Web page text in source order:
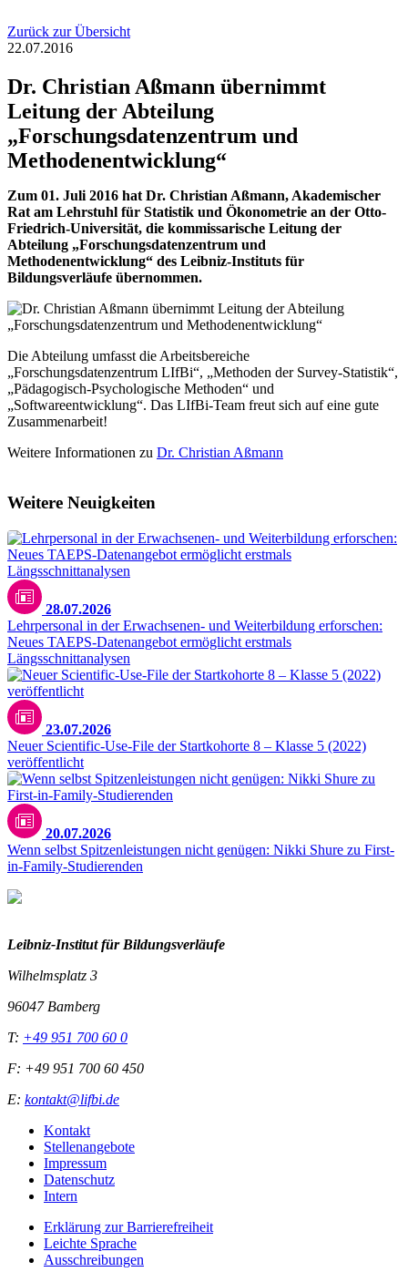
Zurück zur Übersicht
22.07.2016
Dr. Christian Aßmann übernimmt
Leitung der Abteilung
„Forschungsdatenzentrum und
Methodenentwicklung“
Zum 01. Juli 2016 hat Dr. Christian Aßmann, Akademischer
Rat am Lehrstuhl für Statistik und Ökonometrie an der Otto-
Friedrich-Universität, die kommissarische Leitung der
Abteilung „Forschungsdatenzentrum und
Methodenentwicklung“ des Leibniz-Instituts für
Bildungsverläufe übernommen.
Die Abteilung umfasst die Arbeitsbereiche
„Forschungsdatenzentrum LIfBi“, „Methoden der Survey-Statistik“,
„Pädagogisch-Psychologische Methoden“ und
„Softwareentwicklung“. Das LIfBi-Team freut sich auf eine gute
Zusammenarbeit!
Weitere Informationen zu Dr. Christian Aßmann
Weitere Neuigkeiten
28.07.2026
Lehrpersonal in der Erwachsenen- und Weiterbildung erforschen:
Neues TAEPS-Datenangebot ermöglicht erstmals
Längsschnittanalysen
23.07.2026
Neuer Scientific-Use-File der Startkohorte 8 – Klasse 5 (2022)
veröffentlicht
20.07.2026
Wenn selbst Spitzenleistungen nicht genügen: Nikki Shure zu First-
in-Family-Studierenden
Leibniz-Institut für Bildungsverläufe
Wilhelmsplatz 3
96047 Bamberg
T: +49 951 700 60 0
F: +49 951 700 60 450
E: kontakt@lifbi.de
Kontakt
Stellenangebote
Impressum
Datenschutz
Intern
Erklärung zur Barrierefreiheit
Leichte Sprache
Ausschreibungen